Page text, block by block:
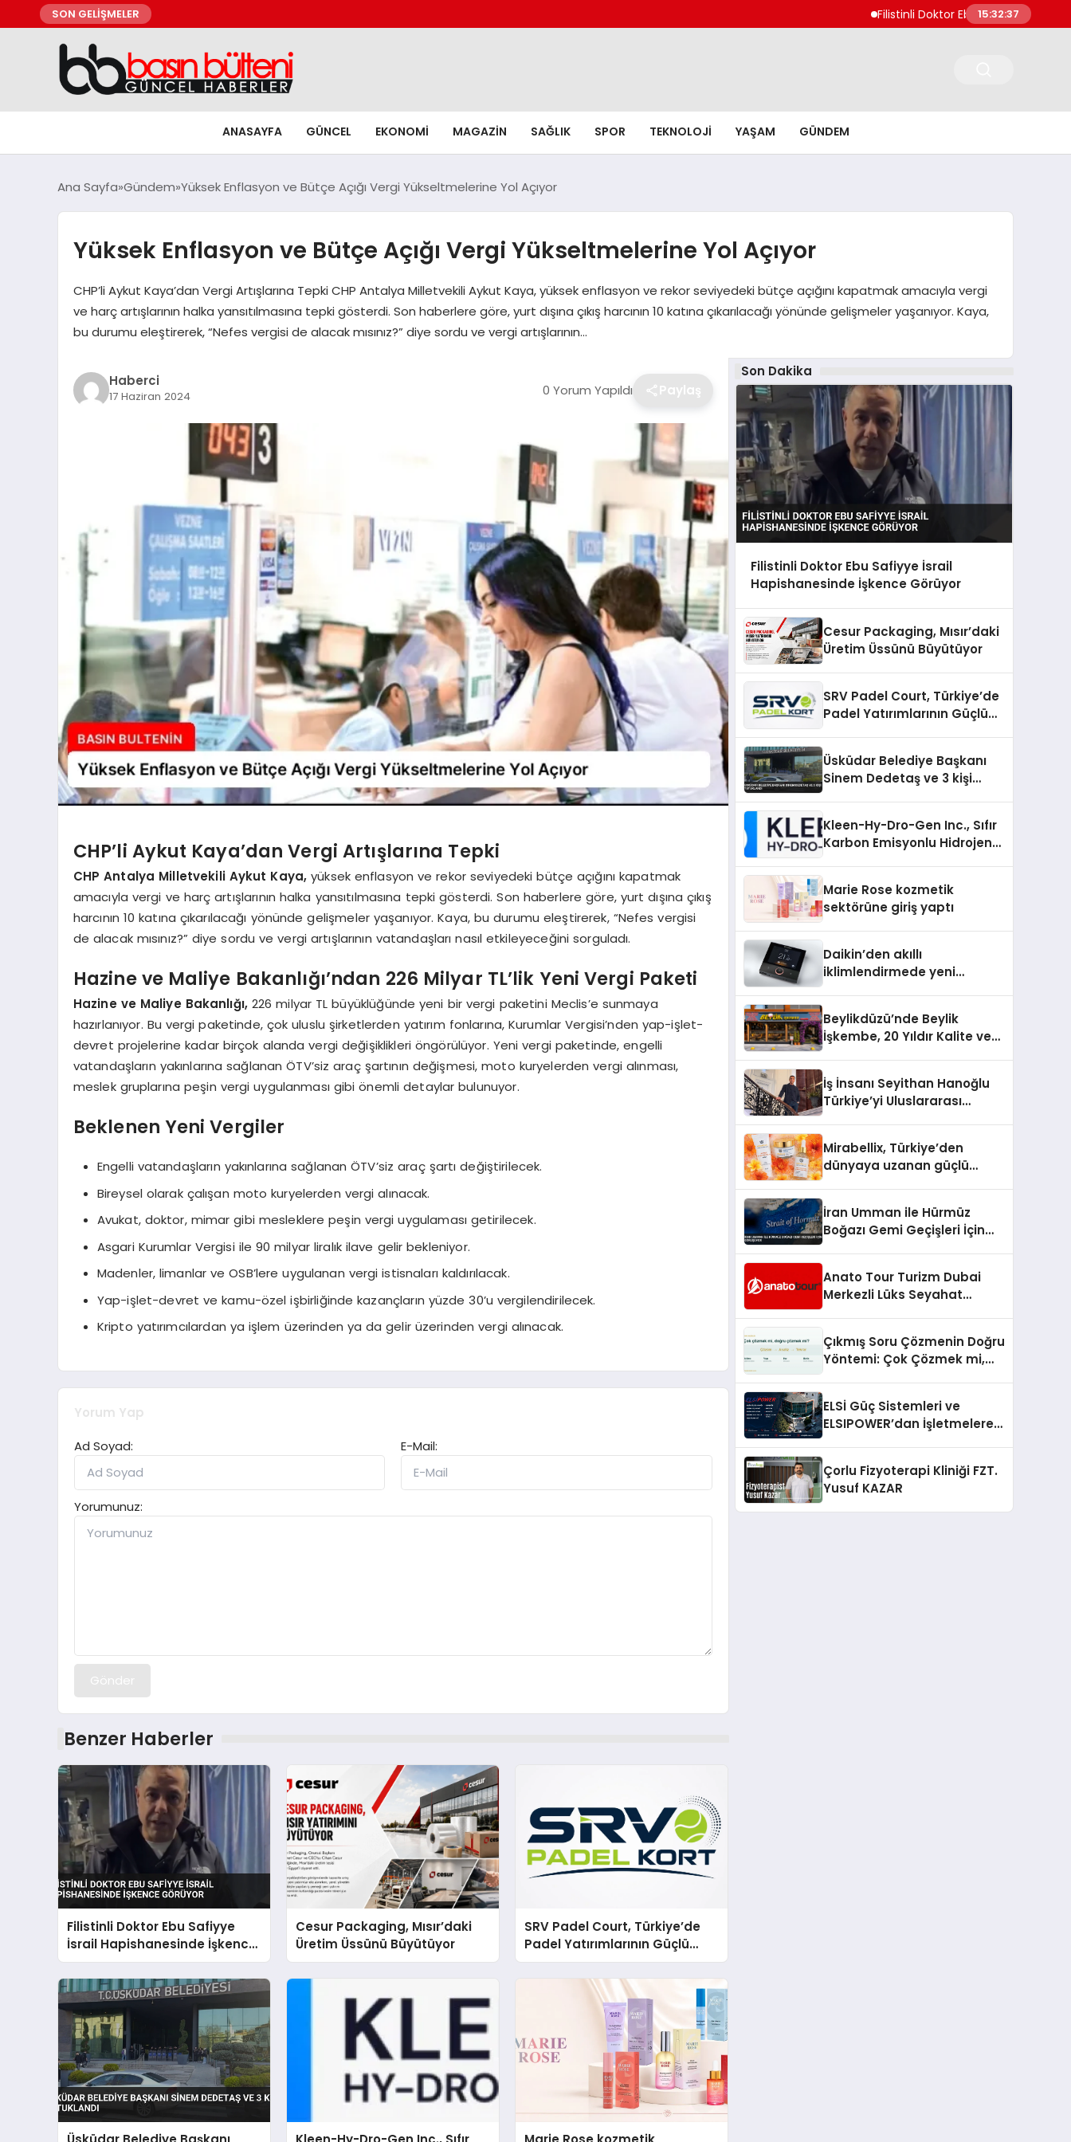
SON GELİŞMELER Filistinli Doktor Ebu Safiyye İsrail
15:32:38
ANASAYFA GÜNCEL EKONOMI MAGAZIN SAĞLIK SPOR TEKNOLOJI YAŞAM GÜNDEM
Ana Sayfa Gündem Yüksek Enflasyon ve Bütçe Açığı Vergi Yükseltmelerine Yol Açıyor
Yüksek Enflasyon ve Bütçe Açığı Vergi Yükseltmelerine Yol Açıyor
CHP’li Aykut Kaya’dan Vergi Artışlarına Tepki CHP Antalya Milletvekili Aykut Kaya, yüksek enflasyon ve rekor seviyedeki bütçe açığını kapatmak amacıyla vergi
ve harç artışlarının halka yansıtılmasına tepki gösterdi. Son haberlere göre, yurt dışına çıkış harcının 10 katına çıkarılacağı yönünde gelişmeler yaşanıyor. Kaya,
bu durumu eleştirerek, “Nefes vergisi de alacak mısınız?” diye sordu ve vergi artışlarının…
Haberci
17 Haziran 2024 0 Yorum Yapıldı Paylaş
CHP’li Aykut Kaya’dan Vergi Artışlarına Tepki
CHP Antalya Milletvekili Aykut Kaya, yüksek enflasyon ve rekor seviyedeki bütçe açığını kapatmak
amacıyla vergi ve harç artışlarının halka yansıtılmasına tepki gösterdi. Son haberlere göre, yurt dışına çıkış
harcının 10 katına çıkarılacağı yönünde gelişmeler yaşanıyor. Kaya, bu durumu eleştirerek, “Nefes vergisi
de alacak mısınız?” diye sordu ve vergi artışlarının vatandaşları nasıl etkileyeceğini sorguladı.
Hazine ve Maliye Bakanlığı’ndan 226 Milyar TL’lik Yeni Vergi Paketi
Hazine ve Maliye Bakanlığı, 226 milyar TL büyüklüğünde yeni bir vergi paketini Meclis’e sunmaya
hazırlanıyor. Bu vergi paketinde, çok uluslu şirketlerden yatırım fonlarına, Kurumlar Vergisi’nden yap-işlet-
devret projelerine kadar birçok alanda vergi değişiklikleri öngörülüyor. Yeni vergi paketinde, engelli
vatandaşların yakınlarına sağlanan ÖTV’siz araç şartının değişmesi, moto kuryelerden vergi alınması,
meslek gruplarına peşin vergi uygulanması gibi önemli detaylar bulunuyor.
Beklenen Yeni Vergiler
Engelli vatandaşların yakınlarına sağlanan ÖTV’siz araç şartı değiştirilecek.
Bireysel olarak çalışan moto kuryelerden vergi alınacak.
Avukat, doktor, mimar gibi mesleklere peşin vergi uygulaması getirilecek.
Asgari Kurumlar Vergisi ile 90 milyar liralık ilave gelir bekleniyor.
Madenler, limanlar ve OSB’lere uygulanan vergi istisnaları kaldırılacak.
Yap-işlet-devret ve kamu-özel işbirliğinde kazançların yüzde 30’u vergilendirilecek.
Kripto yatırımcılardan ya işlem üzerinden ya da gelir üzerinden vergi alınacak.
Yorum Yap
Ad Soyad:
E-Mail:
Yorumunuz:
Gönder
Benzer Haberler
Filistinli Doktor Ebu Safiyye
İsrail Hapishanesinde İşkence
Görüyor
Cesur Packaging, Mısır’daki
Üretim Üssünü Büyütüyor
SRV Padel Court, Türkiye’de
Padel Yatırımlarının Güçlü
Markası Olmayı Sürdürüyor
Son Dakika
Filistinli Doktor Ebu Safiyye İsrail
Hapishanesinde İşkence Görüyor
Cesur Packaging, Mısır’daki
Üretim Üssünü Büyütüyor
SRV Padel Court, Türkiye’de
Padel Yatırımlarının Güçlü
Üsküdar Belediye Başkanı
Sinem Dedetaş ve 3 kişi
Kleen-Hy-Dro-Gen Inc., Sıfır
Karbon Emisyonlu Hidrojen
Aldı
Marie Rose kozmetik
sektörüne giriş yaptı
Daikin’den akıllı
iklimlendirmede yeni
Beylikdüzü’nde Beylik
İşkembe, 20 Yıldır Kalite ve
İş İnsanı Seyithan Hanoğlu
Türkiye’yi Uluslararası
Mirabellix, Türkiye’den
dünyaya uzanan güçlü
İran Umman ile Hürmüz
Boğazı Gemi Geçişleri İçin
Anato Tour Turizm Dubai
Merkezli Lüks Seyahat
Çıkmış Soru Çözmenin Doğru
Yöntemi: Çok Çözmek mi,
ELSİ Güç Sistemleri ve
ELSIPOWER’dan İşletmelere
Çorlu Fizyoterapi Kliniği FZT.
Yusuf KAZAR